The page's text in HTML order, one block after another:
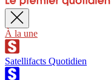
À la une
Satellifacts Quotidien